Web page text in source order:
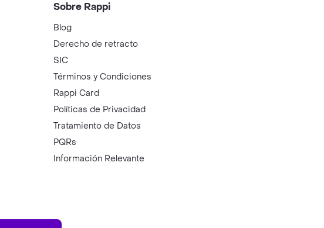
Sobre Rappi
Blog
Derecho de retracto
SIC
Términos y Condiciones
Rappi Card
Políticas de Privacidad
Tratamiento de Datos
PQRs
Información Relevante
AppGallery